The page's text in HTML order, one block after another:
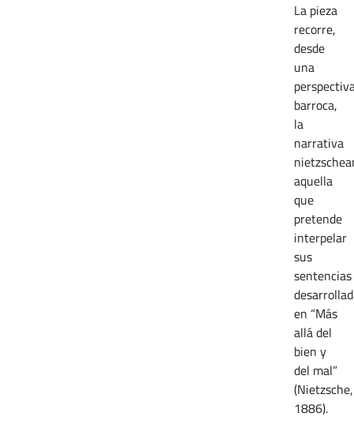
La pieza
recorre,
desde
una
barroca,
la
narrativa
aquella
que
pretende
interpelar
sus
sentencias
en “Más
allá del
bien y
del mal”
(Nietzsche,
1886).